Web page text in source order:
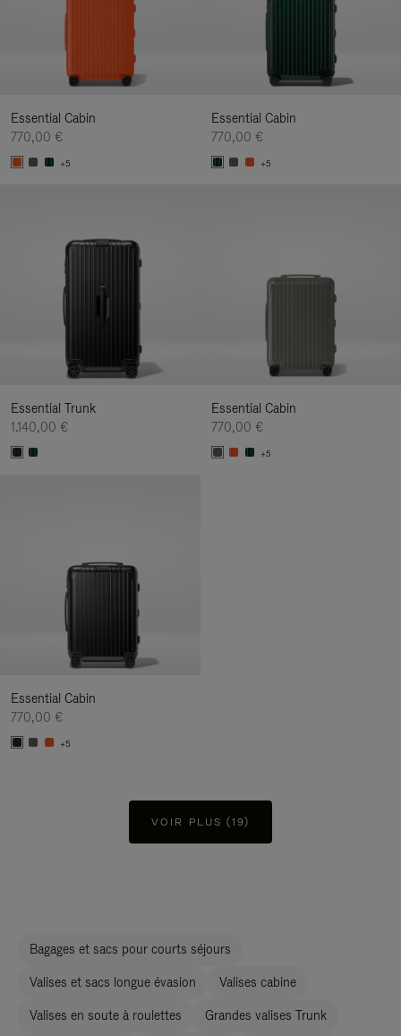
Essential Cabin
770,00 €
+5
Essential Cabin
770,00 €
+5
Essential Trunk
1.140,00 €
Essential Cabin
770,00 €
+5
Essential Cabin
770,00 €
+5
VOIR PLUS (19)
Bagages et sacs pour courts séjours
Valises et sacs longue évasion Valises cabine
Valises en soute à roulettes Grandes valises Trunk